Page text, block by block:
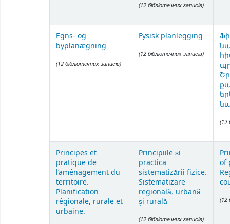
(12 бібліотечних записів)
Egns- og
byplanægning
(12 бібліотечних записів)
Fysisk planlegging
(12 бібліотечних записів)
(12
Principes et
pratique de
l’aménagement du
territoire.
Planification
régionale, rurale et
urbaine.
Principiile și
practica
sistematizării fizice.
Sistematizare
regională, urbană
și rurală
(12 бібліотечних записів)
of
(12